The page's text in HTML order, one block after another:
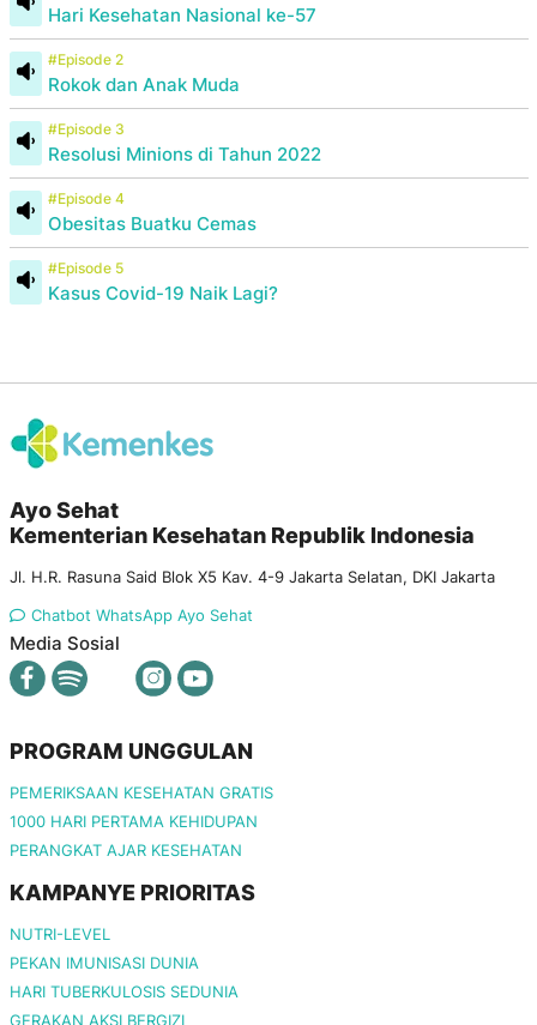
Hari Kesehatan Nasional ke-57
#Episode 2
Rokok dan Anak Muda
#Episode 3
Resolusi Minions di Tahun 2022
#Episode 4
Obesitas Buatku Cemas
#Episode 5
Kasus Covid-19 Naik Lagi?
Ayo Sehat
Kementerian Kesehatan Republik Indonesia
Jl. H.R. Rasuna Said Blok X5 Kav. 4-9 Jakarta Selatan, DKI Jakarta
Chatbot WhatsApp Ayo Sehat
Media Sosial
PROGRAM UNGGULAN
PEMERIKSAAN KESEHATAN GRATIS
1000 HARI PERTAMA KEHIDUPAN
PERANGKAT AJAR KESEHATAN
KAMPANYE PRIORITAS
NUTRI-LEVEL
PEKAN IMUNISASI DUNIA
HARI TUBERKULOSIS SEDUNIA
GERAKAN AKSI BERGIZI